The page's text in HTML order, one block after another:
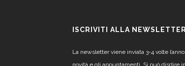
ISCRIVITI ALLA NEWSLETTER
La newsletter viene inviata 3-4 volte
novità e gli appuntamenti. Si può disdire